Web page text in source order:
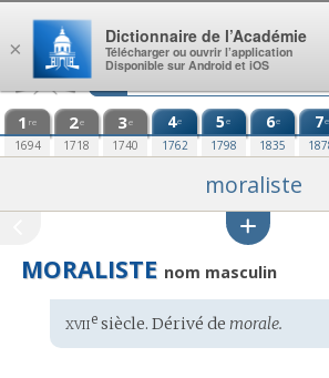
Aller au contenu
1 re
1694
2e
1718
3e
1740
4e
1762
5e
1798
6e
1835
7e
moraliste
MORALISTE nom masculin
Étymologie
:
xviiesiècle. Dérivé de morale.
×
Dictionnaire de l’Académie
Télécharger ou ouvrir l’application
Disponible sur Android et iOS